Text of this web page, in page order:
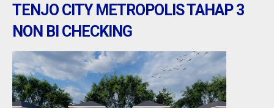
TENJO CITY METROPOLIS TAHAP 3
NON BI CHECKING